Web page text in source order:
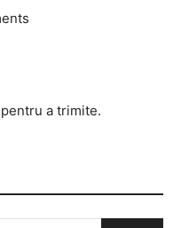
a trimite.